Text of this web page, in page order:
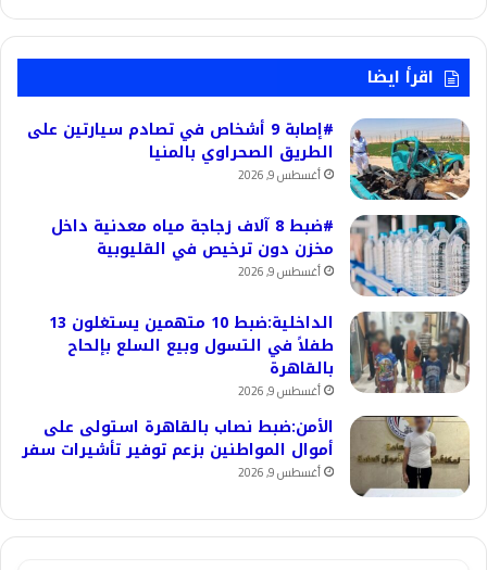
اقرأ ايضا
#إصابة 9 أشخاص في تصادم سيارتين على
الطريق الصحراوي بالمنيا
أغسطس 9, 2026
#ضبط 8 آلاف زجاجة مياه معدنية داخل
مخزن دون ترخيص في القليوبية
أغسطس 9, 2026
الداخلية:ضبط 10 متهمين يستغلون 13
طفلاً في التسول وبيع السلع بإلحاح
بالقاهرة
أغسطس 9, 2026
الأمن:ضبط نصاب بالقاهرة استولى على
أموال المواطنين بزعم توفير تأشيرات سفر
أغسطس 9, 2026